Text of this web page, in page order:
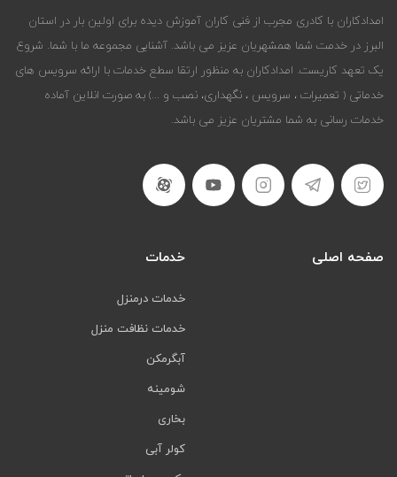
امدادکاران با کادری مجرب از فنی کاران آموزش دیده برای اولین بار در استان
البرز در خدمت شما همشهریان عزیز می باشد. آشنایی مجموعه ما با شما. شروع
یک تعهد کاریست. امدادکاران به منظور ارتقا سطع خدمات با ارائه سرویس های
خدماتی ( تعمیرات ، سرویس ، نگهداری، نصب و ...) به صورت انلاین آماده
خدمات رسانی به شما مشتریان عزیز می باشد.
صفحه اصلی خدمات
خدمات درمنزل
خدمات نظافت منزل
آبگرمکن
شومینه
بخاری
کولر آبی